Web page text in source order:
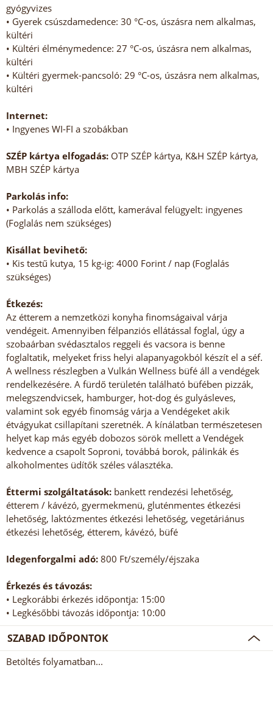
gyógyvizes
• Gyerek csúszdamedence: 30 °C-os, úszásra nem alkalmas,
kültéri
• Kültéri élménymedence: 27 °C-os, úszásra nem alkalmas,
kültéri
• Kültéri gyermek-pancsoló: 29 °C-os, úszásra nem alkalmas,
kültéri
Internet:
• Ingyenes WI-FI a szobákban
SZÉP kártya elfogadás: OTP SZÉP kártya, K&H SZÉP kártya,
MBH SZÉP kártya
Parkolás info:
• Parkolás a szálloda előtt, kamerával felügyelt: ingyenes
(Foglalás nem szükséges)
Kisállat bevihető:
• Kis testű kutya, 15 kg-ig: 4000 Forint / nap (Foglalás
szükséges)
Étkezés:
Az étterem a nemzetközi konyha finomságaival várja
vendégeit. Amennyiben félpanziós ellátással foglal, úgy a
szobaárban svédasztalos reggeli és vacsora is benne
foglaltatik, melyeket friss helyi alapanyagokból készít el a séf.
A wellness részlegben a Vulkán Wellness büfé áll a vendégek
rendelkezésére. A fürdő területén található büfében pizzák,
melegszendvicsek, hamburger, hot-dog és gulyásleves,
valamint sok egyéb finomság várja a Vendégeket akik
étvágyukat csillapítani szeretnék. A kínálatban természetesen
helyet kap más egyéb dobozos sörök mellett a Vendégek
kedvence a csapolt Soproni, továbbá borok, pálinkák és
alkoholmentes üdítők széles választéka.
Éttermi szolgáltatások: bankett rendezési lehetőség,
étterem / kávézó, gyermekmenü, gluténmentes étkezési
lehetőség, laktózmentes étkezési lehetőség, vegetáriánus
étkezési lehetőség, étterem, kávézó, büfé
Idegenforgalmi adó: 800 Ft/személy/éjszaka
Érkezés és távozás:
• Legkorábbi érkezés időpontja: 15:00
• Legkésőbbi távozás időpontja: 10:00
SZABAD IDŐPONTOK
Betöltés folyamatban...